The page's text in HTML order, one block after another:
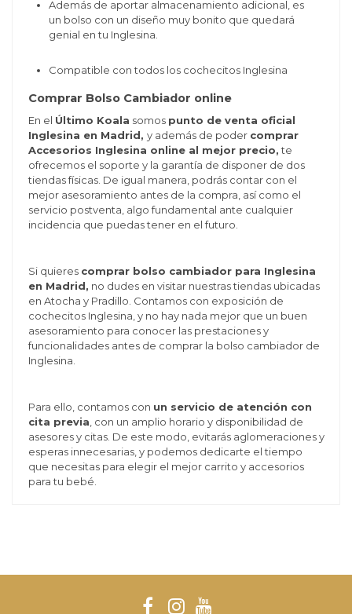
Además de aportar almacenamiento adicional, es
un bolso con un diseño muy bonito que quedará
genial en tu Inglesina.
Compatible con todos los cochecitos Inglesina
Comprar Bolso Cambiador online
En el Último Koala somos punto de venta oficial
Inglesina en Madrid, y además de poder comprar
Accesorios Inglesina online al mejor precio,te
ofrecemos el soporte y la garantía de disponer de dos
tiendas físicas. De igual manera, podrás contar con el
mejor asesoramiento antes de la compra, así como el
servicio postventa, algo fundamental ante cualquier
incidencia que puedas tener en el futuro.
Si quieres comprar bolso cambiador para Inglesina
en Madrid, no dudes en visitar nuestras tiendas ubicadas
en Atocha y Pradillo. Contamos con exposición de
cochecitos Inglesina, y no hay nada mejor que un buen
asesoramiento para conocer las prestaciones y
funcionalidades antes de comprar la bolso cambiador de
Inglesina.
Para ello, contamos con un servicio de atención con
cita previa , con un amplio horario y disponibilidad de
asesores y citas. De este modo, evitarás aglomeraciones y
esperas innecesarias, y podemos dedicarte el tiempo
que necesitas para elegir el mejor carrito y accesorios
para tu bebé.